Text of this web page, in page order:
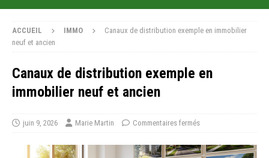
ACCUEIL IMMO
Canaux de distribution exemple en immobilier
neuf et ancien
Canaux de distribution exemple en
immobilier neuf et ancien
juin 9, 2026 Marie Martin Commentaires fermés